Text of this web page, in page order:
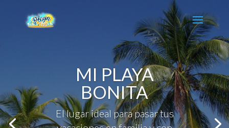
MI PLAYA
BONITA
El lugar ideal para pasar tus